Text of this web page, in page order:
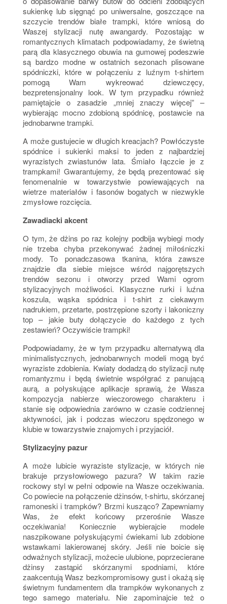
sukienkę lub sięgnąć po uniwersalne, goszczące na
szczycie trendów białe trampki, które wniosą do
Waszej stylizacji nutę awangardy. Pozostając w
romantycznych klimatach podpowiadamy, że świetną
parą dla klasycznego obuwia na gumowej podeszwie
są bardzo modne w ostatnich sezonach plisowane
spódniczki, które w połączeniu z luźnym t-shirtem
pomogą Wam wykreować dziewczęcy,
bezpretensjonalny look. W tym przypadku również
pamiętajcie o zasadzie „mniej znaczy więcej” –
wybierając mocno zdobioną spódnicę, postawcie na
jednobarwne trampki.
A może gustujecie w długich kreacjach? Powłóczyste
spódnice i sukienki maksi to jeden z najbardziej
wyrazistych zwiastunów lata. Śmiało łączcie je z
trampkami! Gwarantujemy, że będą prezentować się
fenomenalnie w towarzystwie powiewających na
wietrze materiałów i fasonów bogatych w niezwykle
zmysłowe rozcięcia.
Zawadiacki akcent
O tym, że dżins po raz kolejny podbija wybiegi mody
nie trzeba chyba przekonywać żadnej miłośniczki
mody. To ponadczasowa tkanina, która zawsze
znajdzie dla siebie miejsce wśród najgorętszych
trendów sezonu i otworzy przed Wami ogrom
stylizacyjnych możliwości. Klasyczne rurki i luźna
koszula, wąska spódnica i t-shirt z ciekawym
nadrukiem, przetarte, postrzępione szorty i lakoniczny
top – jakie buty dołączycie do każdego z tych
zestawień? Oczywiście trampki!
Podpowiadamy, że w tym przypadku alternatywą dla
minimalistycznych, jednobarwnych modeli mogą być
wyraziste zdobienia. Kwiaty dodadzą do stylizacji nutę
romantyzmu i będą świetnie współgrać z panującą
aurą, a połyskujące aplikacje sprawią, że Wasza
kompozycja nabierze wieczorowego charakteru i
stanie się odpowiednia zarówno w czasie codziennej
aktywności, jak i podczas wieczoru spędzonego w
klubie w towarzystwie znajomych i przyjaciół.
Stylizacyjny pazur
A może lubicie wyraziste stylizacje, w których nie
brakuje przysłowiowego pazura? W takim razie
rockowy styl w pełni odpowie na Wasze oczekiwania.
Co powiecie na połączenie dżinsów, t-shirtu, skórzanej
ramoneski i trampków? Brzmi kusząco? Zapewniamy
Was, że efekt końcowy przerośnie Wasze
oczekiwania! Koniecznie wybierajcie modele
naszpikowane połyskującymi ćwiekami lub zdobione
wstawkami lakierowanej skóry. Jeśli nie boicie się
odważnych stylizacji, możecie ulubione, poprzecierane
dżinsy zastąpić skórzanymi spodniami, które
zaakcentują Wasz bezkompromisowy gust i okażą się
świetnym fundamentem dla trampków wykonanych z
tego samego materiału. Nie zapominajcie też o